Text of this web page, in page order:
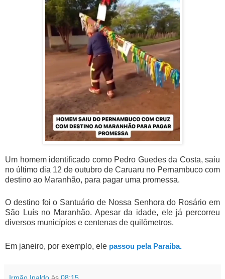
Um homem identificado como Pedro Guedes da Costa, saiu
no último dia 12 de outubro de Caruaru no Pernambuco com
destino ao Maranhão, para pagar uma promessa.
O destino foi o Santuário de Nossa Senhora do Rosário em
São Luís no Maranhão. Apesar da idade, ele já percorreu
diversos municípios e centenas de quilômetros.
Em janeiro, por exemplo, ele passou pela Paraíba.